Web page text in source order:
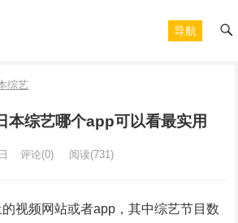
导航
综艺
本综艺哪个app可以看最实用
评论(0) 阅读(731)
视频网站或者app，其中综艺节目数